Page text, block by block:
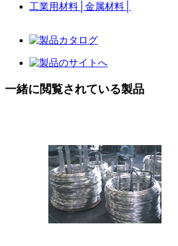
工業用材料 金属材料
一緒に閲覧されている製品